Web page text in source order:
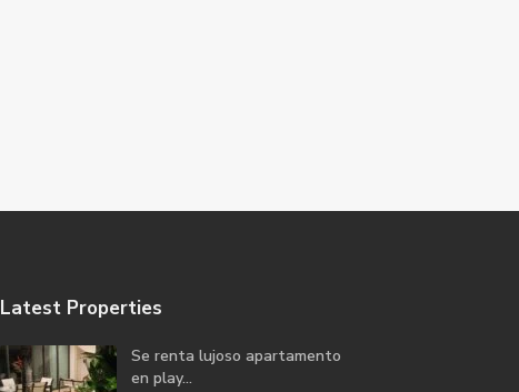
Latest Properties
Se renta lujoso apartamento
en play...